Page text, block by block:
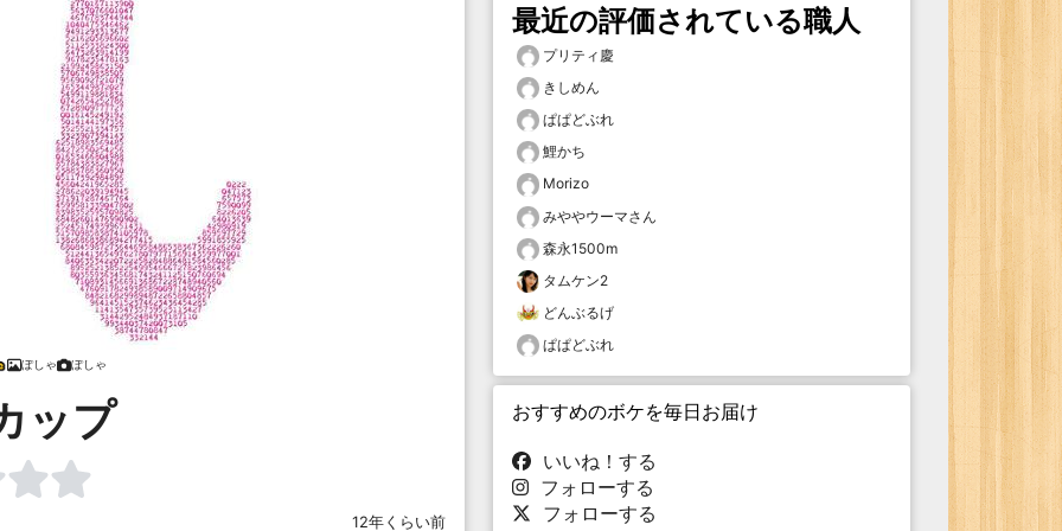
ぽしゃ ぽしゃ
ップ
12年くらい前
最近の評価されている職人
プリティ慶
きしめん
ぱぱどぶれ
鯉かち
Morizo
みややウーマさん
森永1500m
タムケン2
どんぶるげ
ぱぱどぶれ
おすすめのボケを毎日お届け
いいね！する
フォローする
フォローする